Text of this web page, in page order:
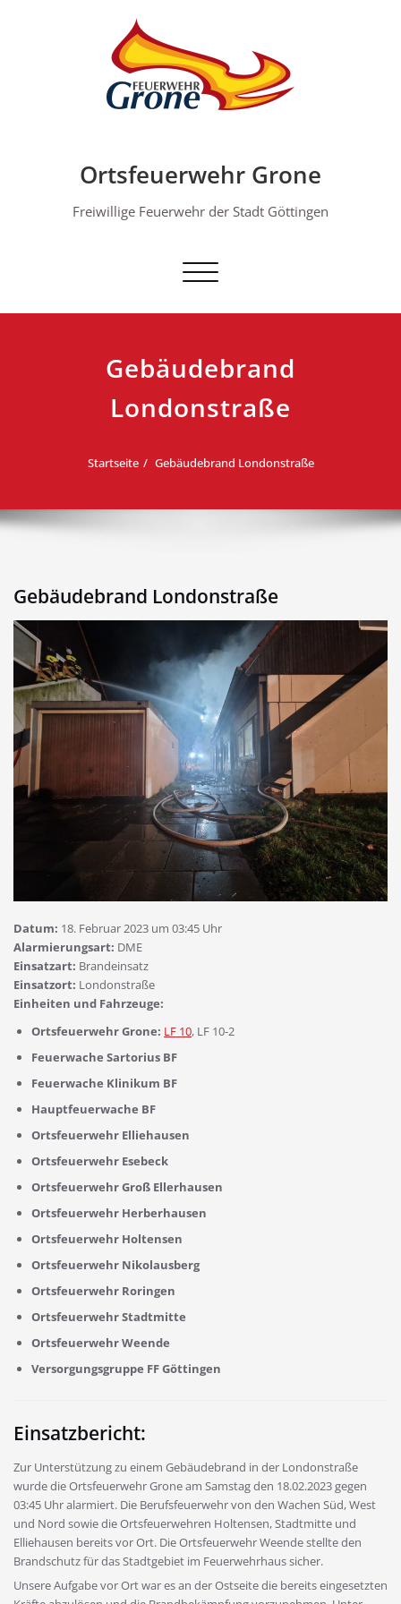
Ortsfeuerwehr Grone
Freiwillige Feuerwehr der Stadt Göttingen
Schalte Navigation
Gebäudebrand
Londonstraße
Startseite Gebäudebrand Londonstraße
Gebäudebrand Londonstraße
Datum: 18. Februar 2023 um 03:45 Uhr
Alarmierungsart: DME
Einsatzart: Brandeinsatz
Einsatzort: Londonstraße
Einheiten und Fahrzeuge:
Ortsfeuerwehr Grone: LF 10, LF 10-2
Feuerwache Sartorius BF
Feuerwache Klinikum BF
Hauptfeuerwache BF
Ortsfeuerwehr Elliehausen
Ortsfeuerwehr Esebeck
Ortsfeuerwehr Groß Ellerhausen
Ortsfeuerwehr Herberhausen
Ortsfeuerwehr Holtensen
Ortsfeuerwehr Nikolausberg
Ortsfeuerwehr Roringen
Ortsfeuerwehr Stadtmitte
Ortsfeuerwehr Weende
Versorgungsgruppe FF Göttingen
Einsatzbericht:
Zur Unterstützung zu einem Gebäudebrand in der Londonstraße
wurde die Ortsfeuerwehr Grone am Samstag den 18.02.2023 gegen
03:45 Uhr alarmiert. Die Berufsfeuerwehr von den Wachen Süd, West
und Nord sowie die Ortsfeuerwehren Holtensen, Stadtmitte und
Elliehausen bereits vor Ort. Die Ortsfeuerwehr Weende stellte den
Brandschutz für das Stadtgebiet im Feuerwehrhaus sicher.
Unsere Aufgabe vor Ort war es an der Ostseite die bereits eingesetzten